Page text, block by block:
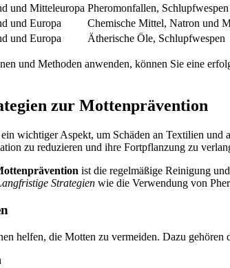
und Mitteleuropa Pheromonfallen, Schlupfwespen
und Europa
Chemische Mittel, Natron und
und Europa Ätherische Öle, Schlupfwespen
und Methoden anwenden, können Sie eine
zur Mottenprävention
wichtiger Aspekt, um Schäden an Textilien und
zu reduzieren und ihre Fortpflanzung zu
ist die regelmäßige Reinigung
Strategien wie die Verwendung von
helfen, die Motten zu vermeiden. Dazu